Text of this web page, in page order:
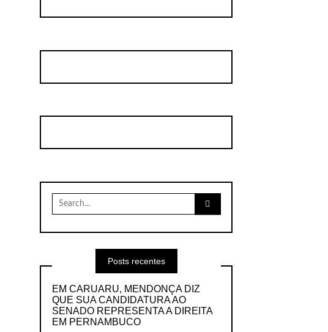
Search
for:
Posts recentes
EM CARUARU, MENDONÇA DIZ
QUE SUA CANDIDATURA AO
SENADO REPRESENTA A DIREITA
EM PERNAMBUCO